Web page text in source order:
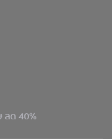
ลด 40%